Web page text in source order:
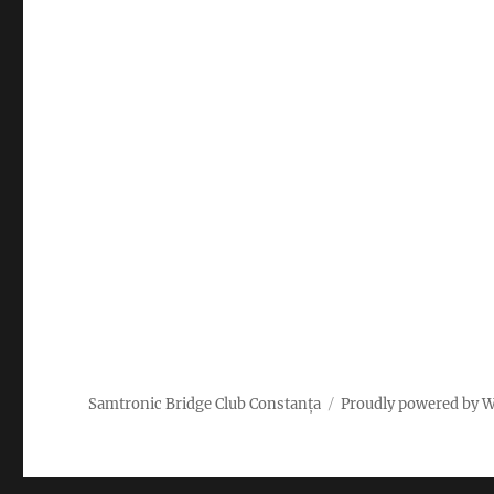
Samtronic Bridge Club Constanța Proudly powered by